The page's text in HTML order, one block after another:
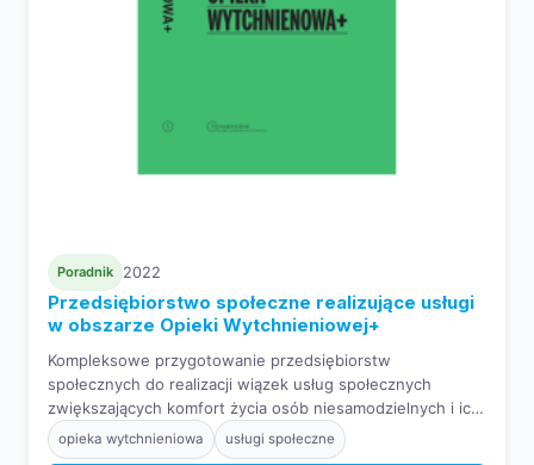
Poradnik 2022
Przedsiębiorstwo społeczne realizujące usługi
w obszarze Opieki Wytchnieniowej+
Kompleksowe przygotowanie przedsiębiorstw
społecznych do realizacji wiązek usług społecznych
zwiększających komfort życia osób niesamodzielnych i ich
rodzin.
opieka wytchnieniowa usługi społeczne